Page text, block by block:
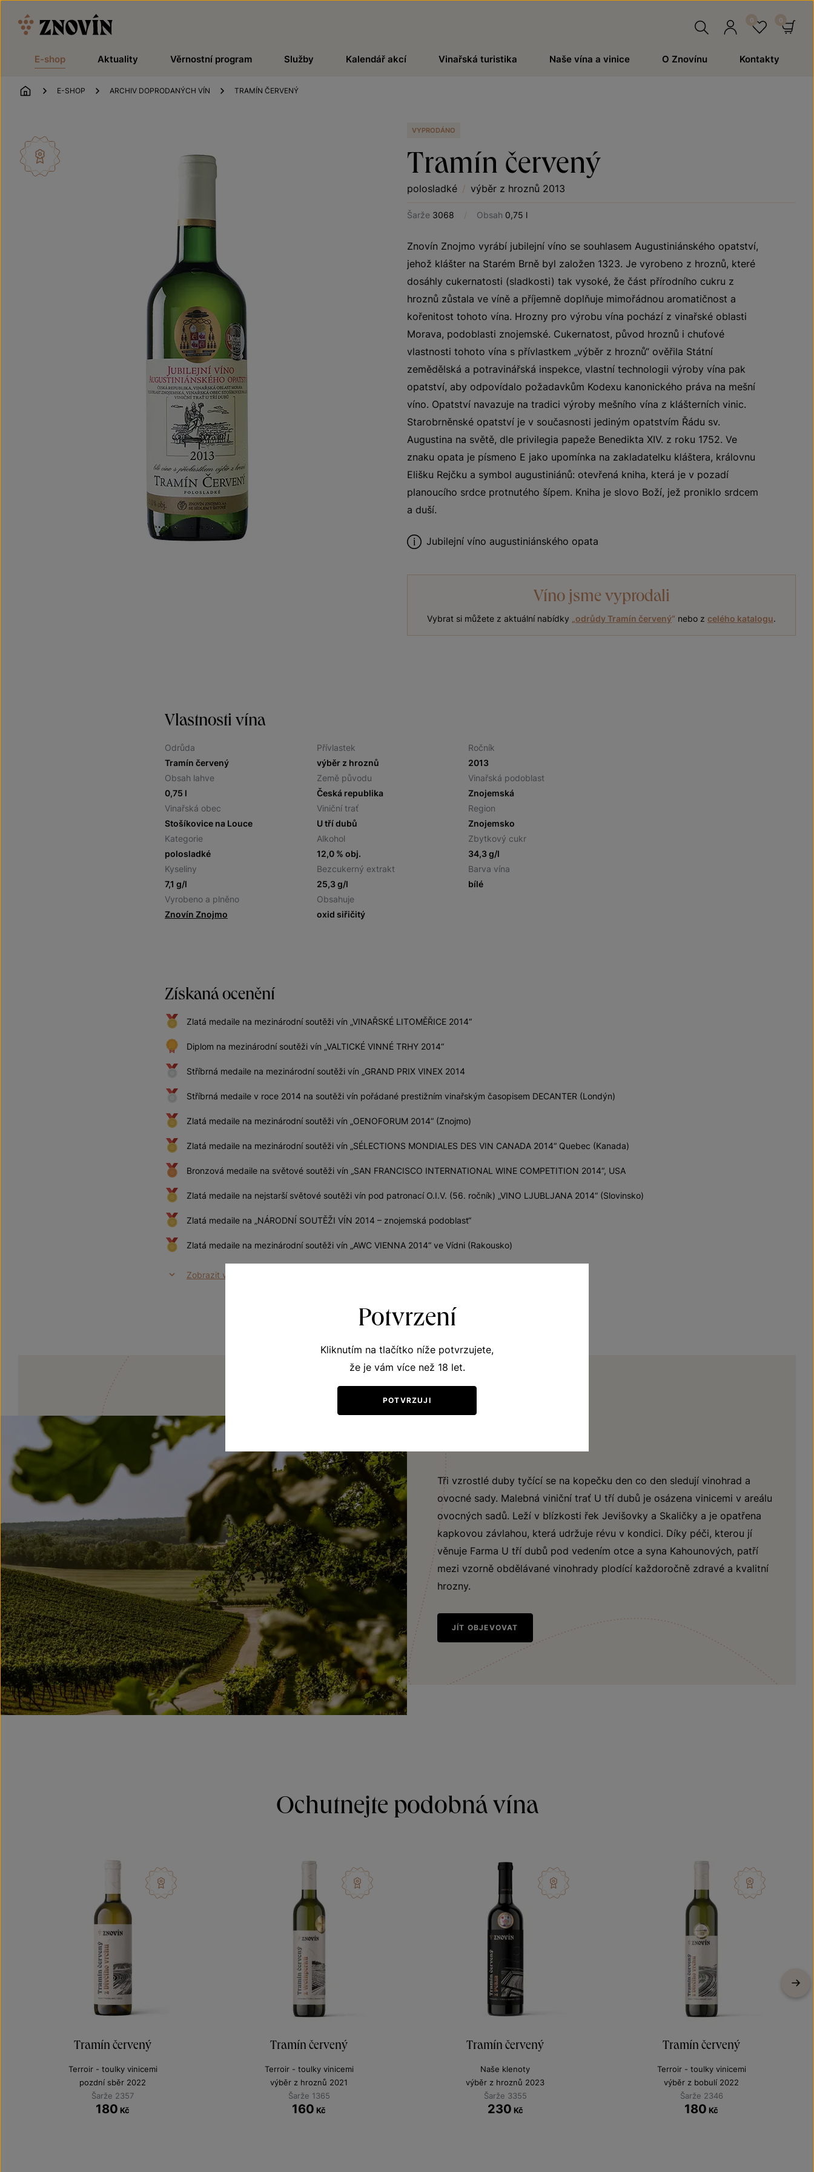
E-shop Aktuality Věrnostní program Služby Kalendář akcí Vinařská turistika Naše vína a vinice O Znovínu Kontakty
ÚVOD
E-SHOP ARCHIV DOPRODANÝCH VÍN TRAMÍN ČERVENÝ
VYPRODÁNO
Tramín červený
polosladké / výběr z hroznů 2013
Šarže 3068 / Obsah 0,75 l
Znovín Znojmo vyrábí jubilejní víno se souhlasem Augustiniánského opatství,
jehož klášter na Starém Brně byl založen 1323. Je vyrobeno z hroznů, které
dosáhly cukernatosti (sladkosti) tak vysoké, že část přírodního cukru z
hroznů zůstala ve víně a příjemně doplňuje mimořádnou aromatičnost a
kořenitost tohoto vína. Hrozny pro výrobu vína pochází z vinařské oblasti
Morava, podoblasti znojemské. Cukernatost, původ hroznů i chuťové
vlastnosti tohoto vína s přívlastkem „výběr z hroznů“ ověřila Státní
zemědělská a potravinářská inspekce, vlastní technologii výroby vína pak
opatství, aby odpovídalo požadavkům Kodexu kanonického práva na mešní
víno. Opatství navazuje na tradici výroby mešního vína z klášterních vinic.
Starobrněnské opatství je v současnosti jediným opatstvím Řádu sv.
Augustina na světě, dle privilegia papeže Benedikta XIV. z roku 1752. Ve
znaku opata je písmeno E jako upomínka na zakladatelku kláštera, královnu
Elišku Rejčku a symbol augustiniánů: otevřená kniha, která je v pozadí
planoucího srdce protnutého šípem. Kniha je slovo Boží, jež proniklo srdcem
a duší.
Jubilejní víno augustiniánského opata
Víno jsme vyprodali
Vybrat si můžete z aktuální nabídky odrůdy Tramín červený“ nebo z celého katalogu.
Vlastnosti vína
Odrůda
Tramín červený
Přívlastek
výběr z hroznů
Ročník
2013
Obsah lahve
0,75 l
Země původu
Česká republika
Vinařská podoblast
Znojemská
Vinařská obec
Stošíkovice na Louce
Viniční trať
U tří dubů
Region
Znojemsko
Kategorie
polosladké
Alkohol
12,0 % obj.
Zbytkový cukr
34,3 g/l
Kyseliny
7,1 g/l
Bezcukerný extrakt
25,3 g/l
Barva vína
bílé
Vyrobeno a plněno
Znovín Znojmo
Obsahuje
oxid siřičitý
Získaná ocenění
Zlatá medaile na mezinárodní soutěži vín „VINAŘSKÉ LITOMĚŘICE 2014“
Diplom na mezinárodní soutěži vín „VALTICKÉ VINNÉ TRHY 2014“
Stříbrná medaile na mezinárodní soutěži vín „GRAND PRIX VINEX 2014
Stříbrná medaile v roce 2014 na soutěži vín pořádané prestižním vinařským časopisem DECANTER (Londýn)
Zlatá medaile na mezinárodní soutěži vín „OENOFORUM 2014“ (Znojmo)
Zlatá medaile na mezinárodní soutěži vín „SÉLECTIONS MONDIALES DES VIN CANADA 2014“ Quebec (Kanada)
Bronzová medaile na světové soutěži vín „SAN FRANCISCO INTERNATIONAL WINE COMPETITION 2014“, USA
Zlatá medaile na nejstarší světové soutěži vín pod patronací O.I.V. (56. ročník) „VINO LJUBLJANA 2014“ (Slovinsko)
Zlatá medaile na „NÁRODNÍ SOUTĚŽI VÍN 2014 – znojemská podoblast“
Zlatá medaile na mezinárodní soutěži vín „AWC VIENNA 2014“ ve Vídni (Rakousko)
Zobrazit všechna ocenění
Tři vzrostlé duby tyčící se na kopečku den co den sledují vinohrad a
ovocné sady. Malebná viniční trať U tří dubů je osázena vinicemi v areálu
ovocných sadů. Leží v blízkosti řek Jevišovky a Skaličky a je opatřena
kapkovou závlahou, která udržuje révu v kondici. Díky péči, kterou jí
věnuje Farma U tří dubů pod vedením otce a syna Kahounových, patří
mezi vzorně obdělávané vinohrady plodící každoročně zdravé a kvalitní
hrozny.
JÍT OBJEVOVAT
Ochutnejte podobná vína
Tramín červený
Terroir - toulky vinicemi
pozdní sběr 2022
Šarže 2357
180 Kč
Tramín červený
Terroir - toulky vinicemi
výběr z hroznů 2021
Šarže 1365
160 Kč
Tramín červený
Naše klenoty
výběr z hroznů 2023
Šarže 3355
230 Kč
Tramín červený
Terroir - toulky vinicemi
výběr z bobulí 2022
Šarže 2346
180 Kč
Potvrzení
Kliknutím na tlačítko níže potvrzujete,
že je vám více než 18 let.
POTVRZUJI